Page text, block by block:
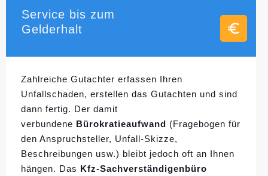
Service bis zum
Gelderhalt
Zahlreiche Gutachter erfassen Ihren
Unfallschaden, erstellen das Gutachten und sind
dann fertig. Der damit
verbundene Bürokratieaufwand (Fragebogen für
den Anspruchsteller, Unfall-Skizze,
Beschreibungen usw.) bleibt jedoch oft an Ihnen
hängen. Das Kfz-Sachverständigenbüro